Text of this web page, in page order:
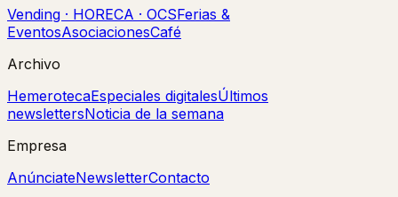
Vending · HORECA · OCSFerias &
EventosAsociacionesCafé
Archivo
HemerotecaEspeciales digitalesÚltimos
newslettersNoticia de la semana
Empresa
AnúnciateNewsletterContacto